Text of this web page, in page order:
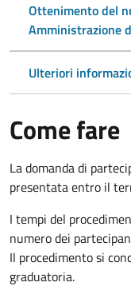
Ottenimento del
Amministrazione
Ulteriori
Come fare
La domanda di
presentata entro il
I tempi del
numero dei
Il procedimento si
graduatoria.